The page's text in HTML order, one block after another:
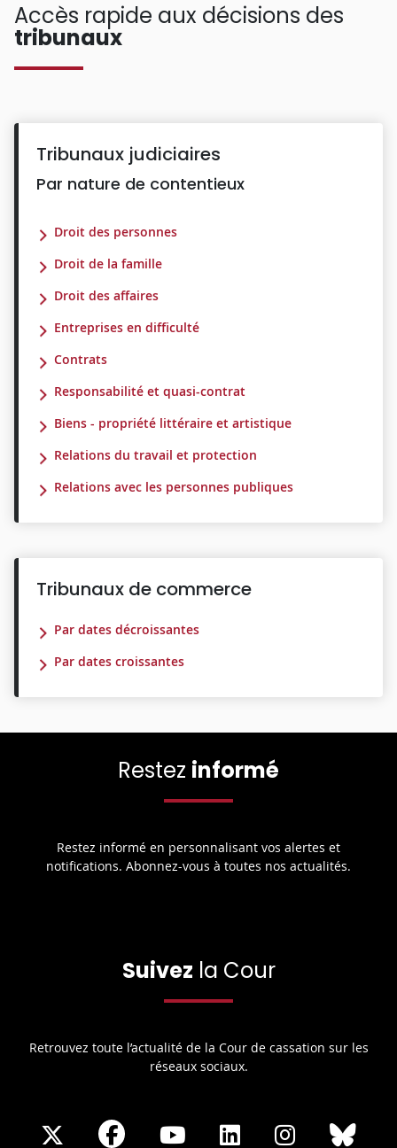
Accès rapide aux décisions des
tribunaux
Tribunaux judiciaires
Par nature de contentieux
Droit des personnes
Droit de la famille
Droit des affaires
Entreprises en difficulté
Contrats
Responsabilité et quasi-contrat
Biens - propriété littéraire et artistique
Relations du travail et protection
Relations avec les personnes publiques
Tribunaux de commerce
Par dates décroissantes
Par dates croissantes
Restez informé
Restez informé en personnalisant vos alertes et
notifications. Abonnez-vous à toutes nos actualités.
Suivez la Cour
Retrouvez toute l’actualité de la Cour de cassation sur les
réseaux sociaux.
ShareShare
Share
Share
Share